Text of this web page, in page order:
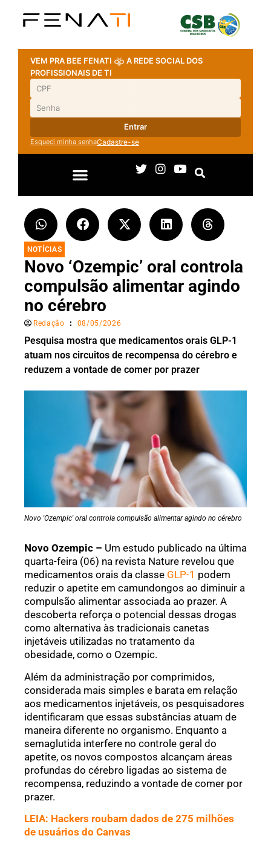
VEM PRA BEE FENATI
A REDE SOCIAL DOS
PROFISSIONAIS DE TI
Entrar
Esqueci minha senhaCadastre-se
NOTÍCIAS
Novo ‘Ozempic’ oral controla
compulsão alimentar agindo
no cérebro
Redação 08/05/2026
Pesquisa mostra que medicamentos orais GLP-1
atuam nos circuitos de recompensa do cérebro e
reduzem a vontade de comer por prazer
Novo 'Ozempic' oral controla compulsão alimentar agindo no cérebro
Novo Ozempic – Um estudo publicado na última
quarta-feira (06) na revista Nature revelou que
medicamentos orais da classe GLP-1 podem
reduzir o apetite em camundongos ao diminuir a
compulsão alimentar associada ao prazer. A
descoberta reforça o potencial dessas drogas
como alternativa às tradicionais canetas
injetáveis utilizadas no tratamento da
obesidade, como o Ozempic.
Além da administração por comprimidos,
considerada mais simples e barata em relação
aos medicamentos injetáveis, os pesquisadores
identificaram que essas substâncias atuam de
maneira diferente no organismo. Enquanto a
semaglutida interfere no controle geral do
apetite, os novos compostos alcançam áreas
profundas do cérebro ligadas ao sistema de
recompensa, reduzindo a vontade de comer por
prazer.
LEIA: Hackers roubam dados de 275 milhões
de usuários do Canvas